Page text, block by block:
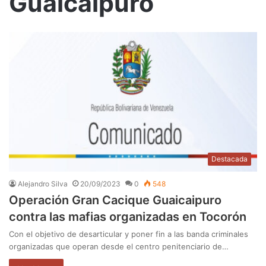
Destacada
Alejandro Silva 20/09/2023 0 548
Operación Gran Cacique Guaicaipuro
contra las mafias organizadas en Tocorón
Con el objetivo de desarticular y poner fin a las banda criminales
organizadas que operan desde el centro penitenciario de…